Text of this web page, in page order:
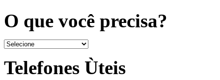
O que você precisa?
Telefones Ùteis